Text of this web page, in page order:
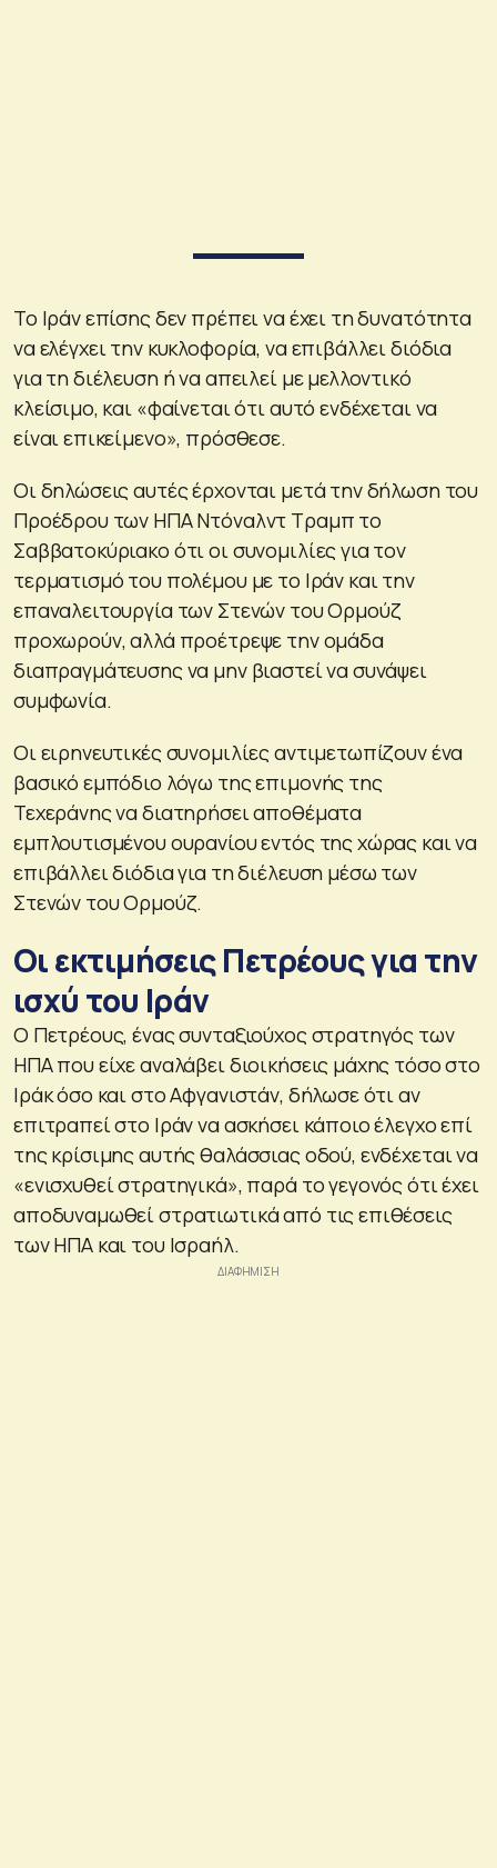
Το Ιράν επίσης δεν πρέπει να έχει τη δυνατότητα
να ελέγχει την κυκλοφορία, να επιβάλλει διόδια
για τη διέλευση ή να απειλεί με μελλοντικό
κλείσιμο, και «φαίνεται ότι αυτό ενδέχεται να
είναι επικείμενο», πρόσθεσε.
Οι δηλώσεις αυτές έρχονται μετά την δήλωση του
Προέδρου των ΗΠΑ Ντόναλντ Τραμπ το
Σαββατοκύριακο ότι οι συνομιλίες για τον
τερματισμό του πολέμου με το Ιράν και την
επαναλειτουργία των Στενών του Ορμούζ
προχωρούν, αλλά προέτρεψε την ομάδα
διαπραγμάτευσης να μην βιαστεί να συνάψει
συμφωνία.
Οι ειρηνευτικές συνομιλίες αντιμετωπίζουν ένα
βασικό εμπόδιο λόγω της επιμονής της
Τεχεράνης να διατηρήσει αποθέματα
εμπλουτισμένου ουρανίου εντός της χώρας και να
επιβάλλει διόδια για τη διέλευση μέσω των
Στενών του Ορμούζ.
Οι εκτιμήσεις Πετρέους για την
ισχύ του Ιράν
Ο Πετρέους, ένας συνταξιούχος στρατηγός των
ΗΠΑ που είχε αναλάβει διοικήσεις μάχης τόσο στο
Ιράκ όσο και στο Αφγανιστάν, δήλωσε ότι αν
επιτραπεί στο Ιράν να ασκήσει κάποιο έλεγχο επί
της κρίσιμης αυτής θαλάσσιας οδού, ενδέχεται να
«ενισχυθεί στρατηγικά», παρά το γεγονός ότι έχει
αποδυναμωθεί στρατιωτικά από τις επιθέσεις
των ΗΠΑ και του Ισραήλ.